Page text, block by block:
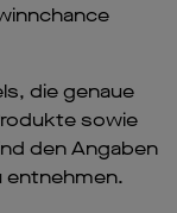
die genaue
sowie
den Angaben
entnehmen.